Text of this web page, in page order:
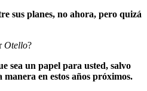
sus planes, no ahora, pero quizá
Otello?
sea un papel para usted, salvo
en estos años próximos.